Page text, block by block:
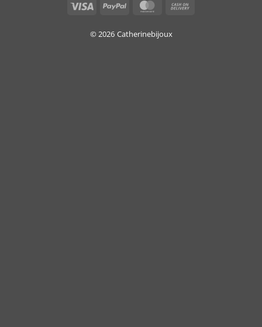
Visa PayPal MasterCard
© 2026 Catherinebijoux